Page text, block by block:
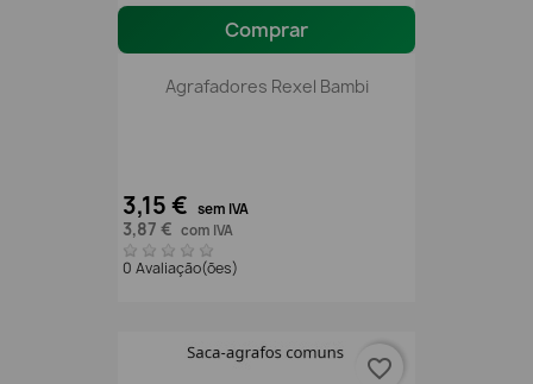
Comprar
Agrafadores Rexel Bambi
3,15 € sem IVA
3,87 € com IVA
0 Avaliação(ões)
favorite_border